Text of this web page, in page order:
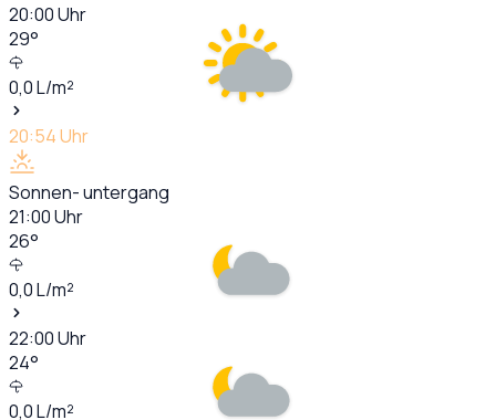
20:00Uhr
29°
0,0L/m²
20:54Uhr
Sonnen- untergang
21:00Uhr
26°
0,0L/m²
22:00Uhr
24°
0,0L/m²